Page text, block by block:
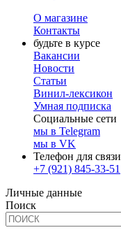
О магазине
Контакты
будьте в курсе
Вакансии
Новости
Статьи
Винил-лексикон
Умная подписка
Социальные сети
мы в Telegram
мы в VK
Телефон для связи
+7 (921) 845-33-51
Личные данные
Поиск